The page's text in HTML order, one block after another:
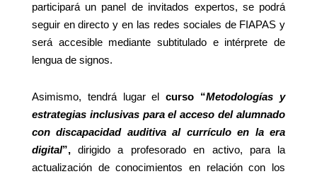
participará un panel de invitados expertos, se podrá
seguir en directo y en las redes sociales de FIAPAS y
será accesible mediante subtitulado e intérprete de
lengua de signos.
Asimismo, tendrá lugar elcurso “Metodologías y
estrategias inclusivas para el acceso del alumnado
con discapacidad auditiva al currículo en la era
digital”,dirigido a profesorado en activo, para la
actualización de conocimientos en relación con los